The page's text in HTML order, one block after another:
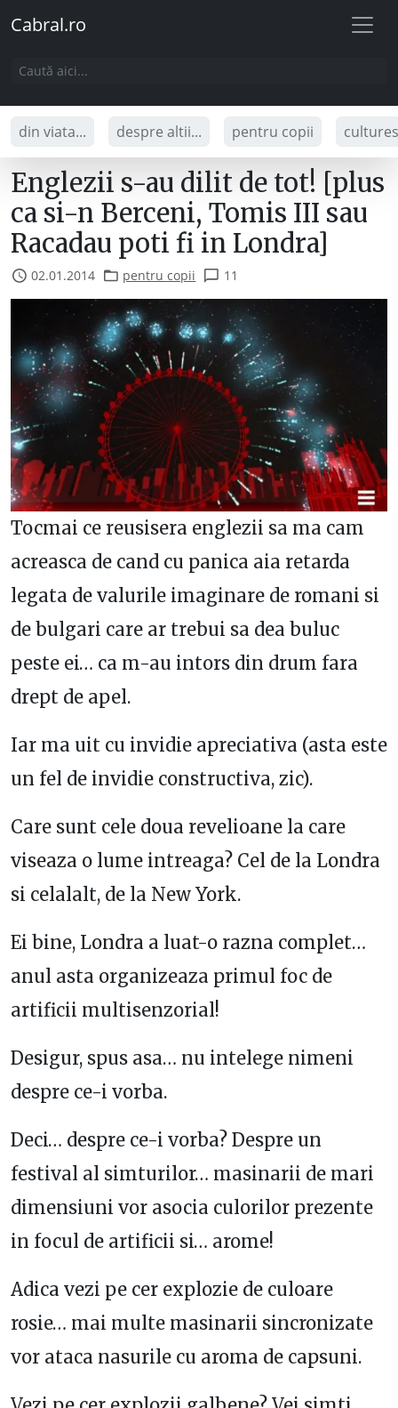
Cabral.ro
din viata... despre altii... pentru copii
Englezii s-au dilit de tot! [plus
ca si-n Berceni, Tomis III sau
Racadau poti fi in Londra]
02.01.2014 pentru copii 11
Tocmai ce reusisera englezii sa ma cam
acreasca de cand cu panica aia retarda
legata de valurile imaginare de romani si
de bulgari care ar trebui sa dea buluc
peste ei… ca m-au intors din drum fara
drept de apel.
Iar ma uit cu invidie apreciativa (asta este
un fel de invidie constructiva, zic).
Care sunt cele doua revelioane la care
viseaza o lume intreaga? Cel de la Londra
si celalalt, de la New York.
Ei bine, Londra a luat-o razna complet…
anul asta organizeaza primul foc de
artificii multisenzorial!
Desigur, spus asa… nu intelege nimeni
despre ce-i vorba.
Deci… despre ce-i vorba? Despre un
festival al simturilor… masinarii de mari
dimensiuni vor asocia culorilor prezente
in focul de artificii si… arome!
Adica vezi pe cer explozie de culoare
rosie… mai multe masinarii sincronizate
vor ataca nasurile cu aroma de capsuni.